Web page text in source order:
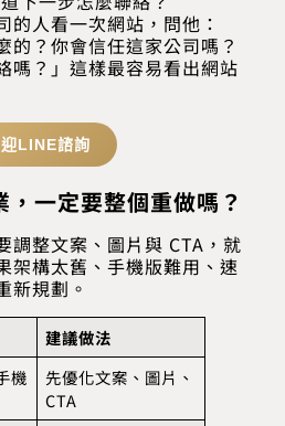
的人看一次網站，問他：
的？你會信任這家公司嗎？
嗎？」這樣最容易看出網站
LINE諮詢
一定要整個重做嗎？
調整文案、圖片與 CTA，就
架構太舊、手機版難用、速
新規劃。
建議做法
機
先優化文案、圖片、
CTA